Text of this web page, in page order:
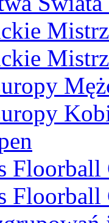
Floorball
Floorball